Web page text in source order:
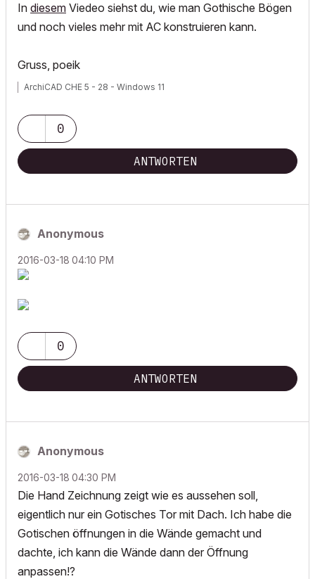
In diesem Viedeo siehst du, wie man Gothische Bögen
und noch vieles mehr mit AC konstruieren kann.
Gruss, poeik
ArchiCAD CHE 5 - 28 - Windows 11
0
ANTWORTEN
Anonymous
‎2016-03-18 04:10 PM
0
ANTWORTEN
Anonymous
‎2016-03-18 04:30 PM
Die Hand Zeichnung zeigt wie es aussehen soll,
eigentlich nur ein Gotisches Tor mit Dach. Ich habe die
Gotischen öffnungen in die Wände gemacht und
dachte, ich kann die Wände dann der Öffnung
anpassen!?